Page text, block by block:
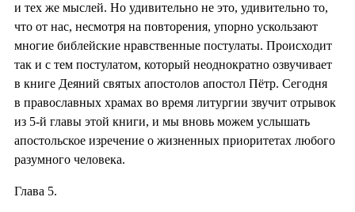
и тех же мыслей. Но удивительно не это, удивительно то,
что от нас, несмотря на повторения, упорно ускользают
многие библейские нравственные постулаты. Происходит
так и с тем постулатом, который неоднократно озвучивает
в книге Деяний святых апостолов апостол Пётр. Сегодня
в православных храмах во время литургии звучит отрывок
из 5-й главы этой книги, и мы вновь можем услышать
апостольское изречение о жизненных приоритетах любого
разумного человека.
Глава 5.